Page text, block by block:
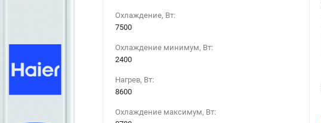
Охлаждение, Вт:
7500
Охлаждение минимум, Вт:
2400
Нагрев, Вт:
8600
Охлаждение максимум, Вт: